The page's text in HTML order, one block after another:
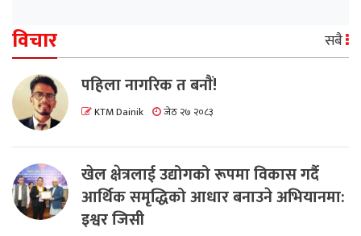
विचार सबै
पहिला नागरिक त बनाैं!
KTM Dainik जेठ २७ २०८३
खेल क्षेत्रलाई उद्योगको रूपमा विकास गर्दै
आर्थिक समृद्धिको आधार बनाउने अभियानमा:
इश्वर जिसी